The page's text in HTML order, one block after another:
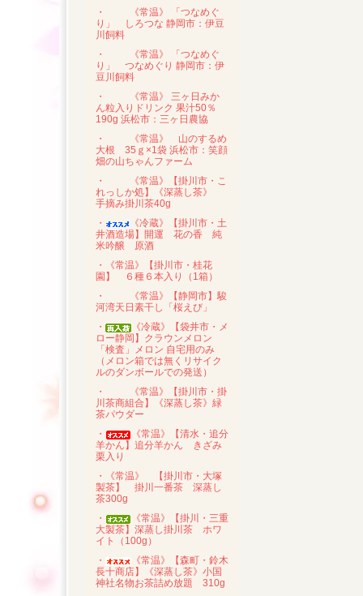
・
《常温》 「つなめぐ
り」 しろつな 静岡市：伊豆
川飼料
・
《常温》 「つなめぐ
り」 つなめぐり 静岡市：伊
豆川飼料
・
《常温》 三ヶ日みか
ん粒入りドリンク 果汁50％
190g 浜松市：三ヶ日農協
・
《常温》 山のするめ
大根 35ｇ×1袋 浜松市：笑顔
畑の山ちゃんファーム
・
《常温》【掛川市・こ
れっしか処】《深蒸し茶》
手摘み掛川茶40g
・
《冷蔵》【掛川市・土
井酒造場】開運 花の香 純
米吟醸 原酒
・《常温》【掛川市・桂花
園】 ６種６本入り（1箱）
・
《常温》【静岡市】駿
河湾天日素干し「桜えび」
・
《冷蔵》【袋井市・メ
ロー静岡】クラウンメロン
「検査」メロン 自宅用のみ
（メロン箱では無くリサイク
ルのダンボールでの発送）
・
《常温》【掛川市・掛
川茶商組合】《深蒸し茶》緑
茶パウダー
・
《常温》【清水・追分
羊かん】追分羊かん きざみ
栗入り
・《常温》 【掛川市・大塚
製茶】 掛川一番茶 深蒸し
茶300g
・
《常温》【掛川・三重
大製茶】深蒸し掛川茶 ホワ
イト（100g）
・
《常温》【森町・鈴木
長十商店】《深蒸し茶》小国
神社名物お茶詰め放題 310g